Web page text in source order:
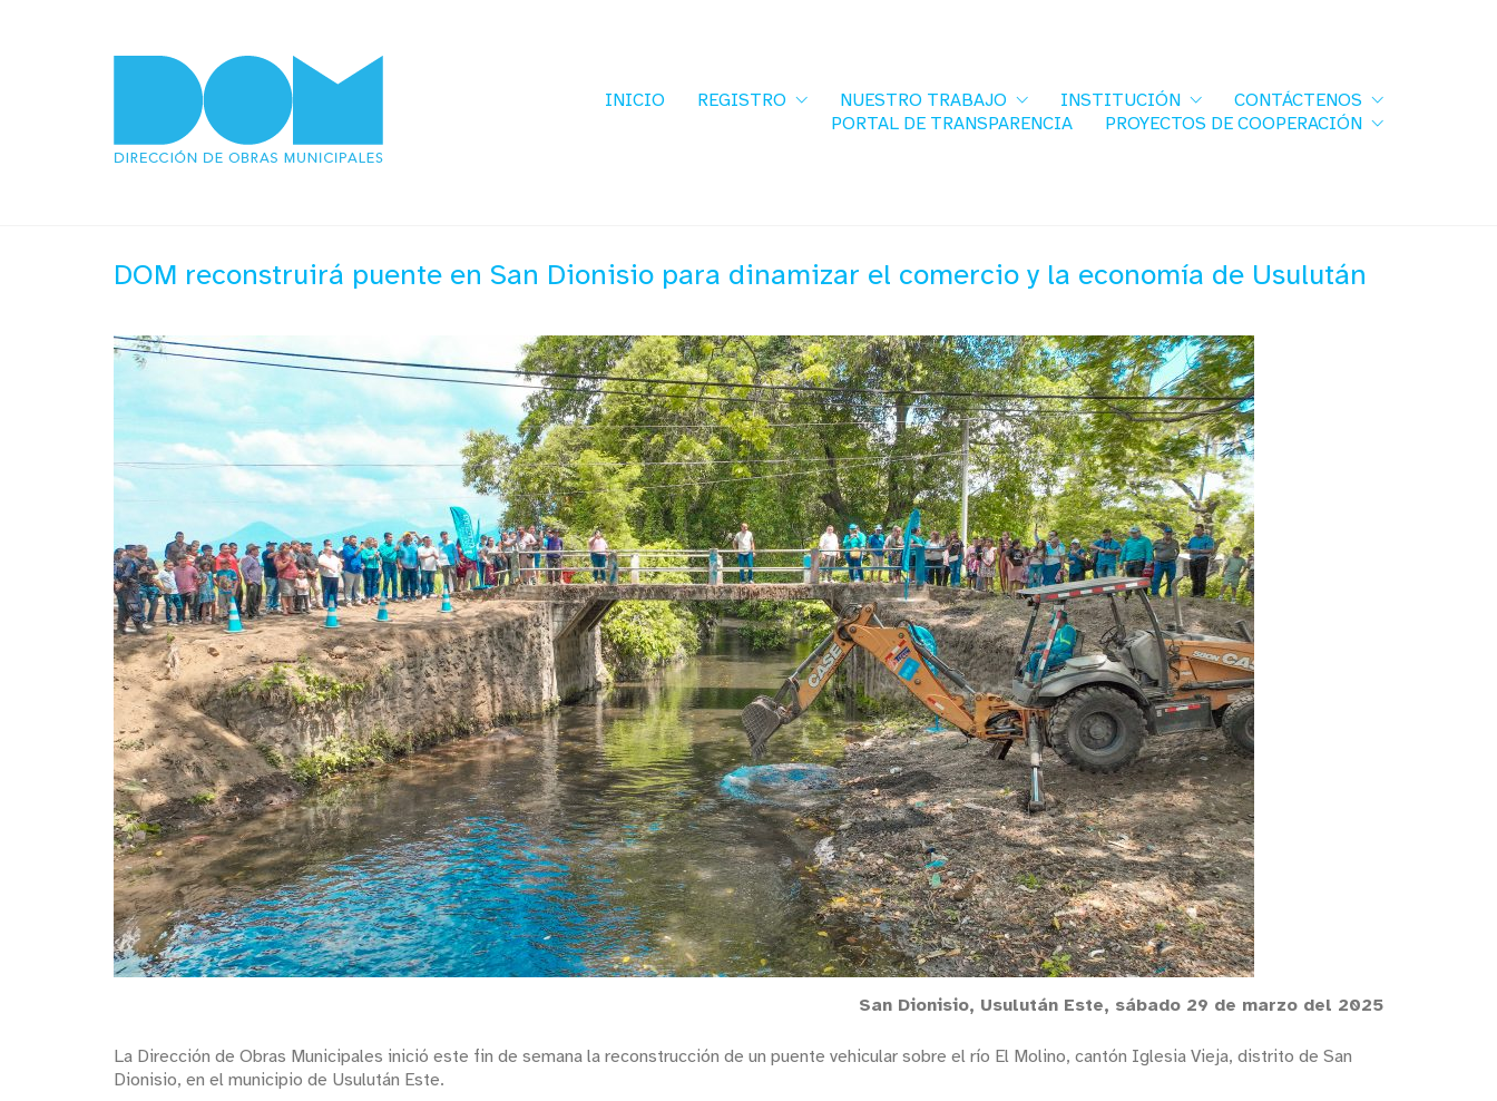
INICIO REGISTRO NUESTRO TRABAJO INSTITUCIÓN
CONTÁCTENOS
PORTAL DE TRANSPARENCIA
PROYECTOS DE COOPERACIÓN
DOM reconstruirá puente en San Dionisio para dinamizar el comercio y la economía de Usulután
San Dionisio, Usulután Este, sábado 29 de marzo del 2025
La Dirección de Obras Municipales inició este fin de semana la reconstrucción de un puente vehicular sobre el río El Molino, cantón Iglesia Vieja, distrito de San
Dionisio, en el municipio de Usulután Este.